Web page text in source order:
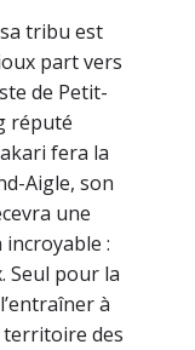
tribu est
part vers
de Petit-
réputé
fera la
Aigle, son
une
:
Seul pour la
à
territoire des